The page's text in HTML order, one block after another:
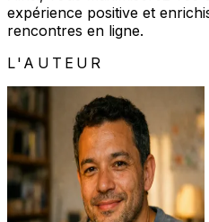
expérience positive et
rencontres en ligne.
L'AUTEUR